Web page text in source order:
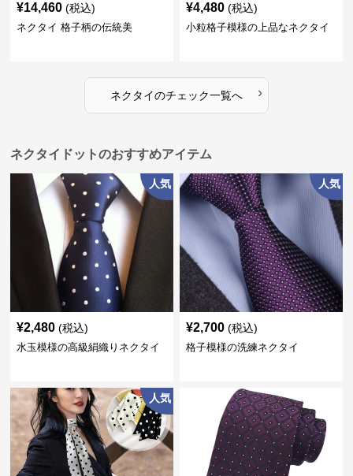
¥14,460 (税込)
ネクタイ 格子柄の伝統美
¥4,480 (税込)
小粒格子模様の上品なネクタイ
ネクタイのチェック一覧へ ›
ネクタイドットのおすすめアイテム
人気
¥2,480 (税込)
水玉模様の高級絹織りネクタイ
人気
¥2,700 (税込)
格子模様の洗練ネクタイ
人気